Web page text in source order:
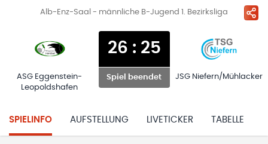
Alb-Enz-Saal - männliche B-Jugend 1. Bezirksliga
ASG Eggenstein-
Leopoldshafen
26 : 25
Spiel beendet JSG Niefern/Mühlacker
SPIELINFO AUFSTELLUNG LIVETICKER TABELLE